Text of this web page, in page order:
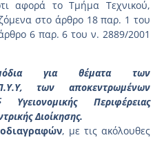
αφορά το Τμήμα Τεχνικού,
στο άρθρο 18 παρ. 1 του
6 παρ. 6 του ν. 2889/2001
για θέματα των
των αποκεντρωμένων
Υγειονομικής Περιφέρειας
Διοίκησης.
, με τις ακόλουθες